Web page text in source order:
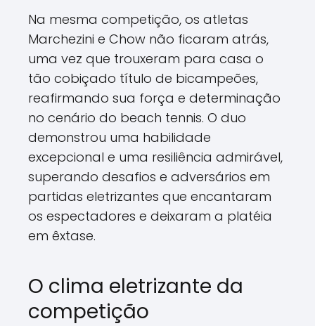
Na mesma competição, os atletas
Marchezini e Chow não ficaram atrás,
uma vez que trouxeram para casa o
tão cobiçado título de bicampeões,
reafirmando sua força e determinação
no cenário do beach tennis. O duo
demonstrou uma habilidade
excepcional e uma resiliência admirável,
superando desafios e adversários em
partidas eletrizantes que encantaram
os espectadores e deixaram a platéia
em êxtase.
O clima eletrizante da
competição